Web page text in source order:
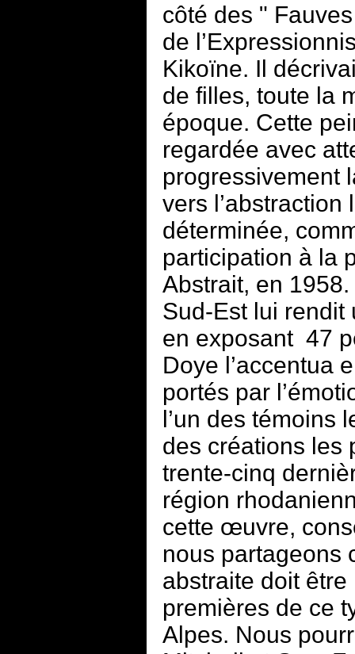
côté des "
de
Kikoïne. Il
de filles, toute la
époque. Cette
regardée avec
progressivement
vers
déterminée,
participation à la
Abstrait, en
Sud-Est lui rendit
en exposant 47
Doye l’accentua
portés par
l’un des témoins
des créations les
trente-cinq
région
cette œuvre,
nous partageons
abstraite doit
premières de ce
Alpes. Nous